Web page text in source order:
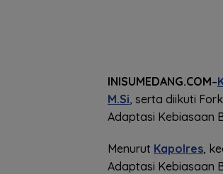
INISUMEDANG.COM–
M.Si , serta diikuti
Adaptasi Kebiasaan
Menurut Kapolres ,
Adaptasi Kebiasaan